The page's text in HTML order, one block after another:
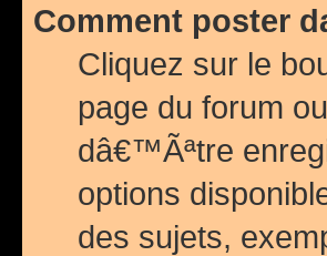
Comment poster
Cliquez sur le
page du forum
dâ€™Ãªtre
options
des sujets,